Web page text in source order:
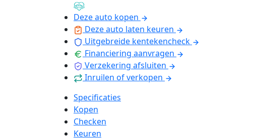
Deze auto kopen
Deze auto laten keuren
Uitgebreide kentekencheck
Financiering aanvragen
Verzekering afsluiten
Inruilen of verkopen
Specificaties
Kopen
Checken
Keuren